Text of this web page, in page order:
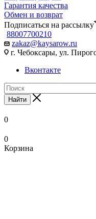
Гарантия качества
Обмен и возврат
Подписаться на рассылку
88007700210
zakaz@kaysarow.ru
г. Чебоксары, ул.
Вконтакте
Найти
0
0
Корзина